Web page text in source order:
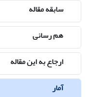
سابقه مقاله
هم رسانی
ارجاع به این مقاله
آمار